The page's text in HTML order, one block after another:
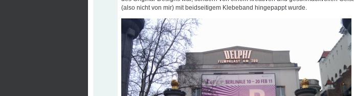
(also nicht von mir) mit beidseitigem Klebeband hingepappt wurde.